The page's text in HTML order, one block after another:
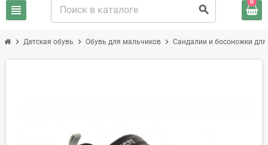
view_headline search
chevron_right Детская обувь chevron_right Обувь для мальчиков chevron_right Сандалии и босоножки